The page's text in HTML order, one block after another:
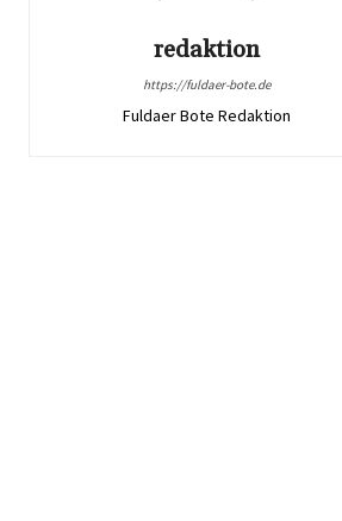
redaktion
https://fuldaer-bote.de
Fuldaer Bote Redaktion